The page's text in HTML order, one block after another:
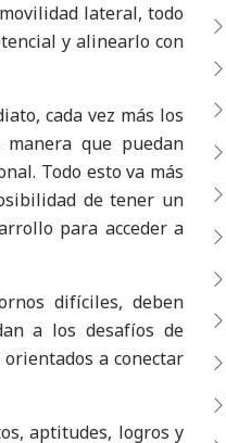
lateral, todo
y alinearlo con
cada vez más los
que puedan
Todo esto va más
de tener un
para acceder a
difíciles, deben
a los desafíos de
a conectar
aptitudes, logros y